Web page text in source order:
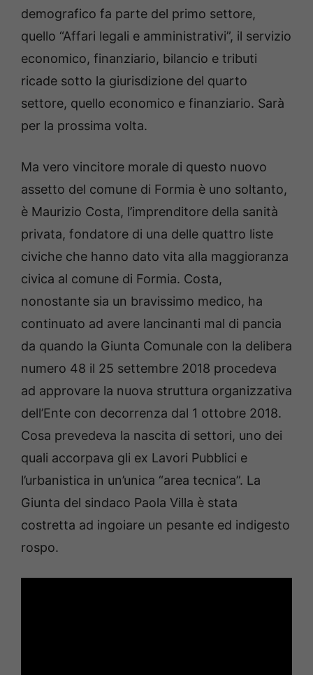
demografico fa parte del primo settore,
quello “Affari legali e amministrativi”, il servizio
economico, finanziario, bilancio e tributi
ricade sotto la giurisdizione del quarto
settore, quello economico e finanziario. Sarà
per la prossima volta.
Ma vero vincitore morale di questo nuovo
assetto del comune di Formia è uno soltanto,
è Maurizio Costa, l’imprenditore della sanità
privata, fondatore di una delle quattro liste
civiche che hanno dato vita alla maggioranza
civica al comune di Formia. Costa,
nonostante sia un bravissimo medico, ha
continuato ad avere lancinanti mal di pancia
da quando la Giunta Comunale con la delibera
numero 48 il 25 settembre 2018 procedeva
ad approvare la nuova struttura organizzativa
dell’Ente con decorrenza dal 1 ottobre 2018.
Cosa prevedeva la nascita di settori, uno dei
quali accorpava gli ex Lavori Pubblici e
l’urbanistica in un’unica “area tecnica”. La
Giunta del sindaco Paola Villa è stata
costretta ad ingoiare un pesante ed indigesto
rospo.